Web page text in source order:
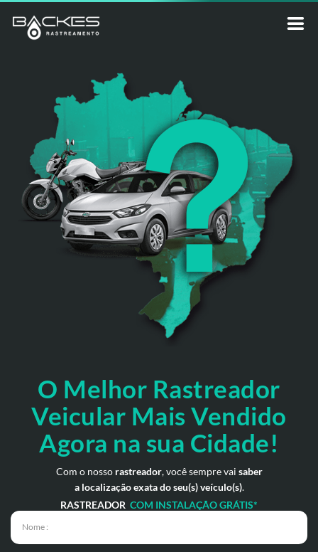
O Melhor Rastreador
Veicular Mais Vendido
Agora na sua Cidade!
Com o nosso rastreador, você sempre vai saber
a localização exata do seu(s) veículo(s).
RASTREADOR COM INSTALAÇÃO GRÁTIS*